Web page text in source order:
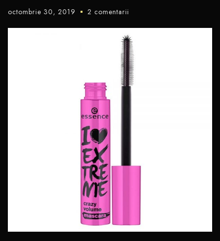
octombrie 30, 2019 2 comentarii